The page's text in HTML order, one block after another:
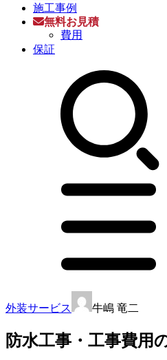
施工事例
無料お見積
費用
保証
外装サービス 牛嶋 竜二
防水工事・工事費用